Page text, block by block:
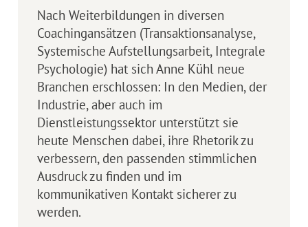
Nach Weiterbildun­gen in diversen
Coachingansätzen (Transaktionsanalyse,
Syste­mi­sche Aufstellungs­arbeit, Integrale
Psychologie) hat sich Anne Kühl neue
Branchen er­schlos­sen: In den Medien, der
Industrie, aber auch im
Dienstleistungssektor unterstützt sie
heute Men­schen dabei, ihre Rhetorik zu
verbessern, den passenden stimmlichen
Ausdruck zu finden und im
kommunikativen Kontakt sicherer zu
werden.